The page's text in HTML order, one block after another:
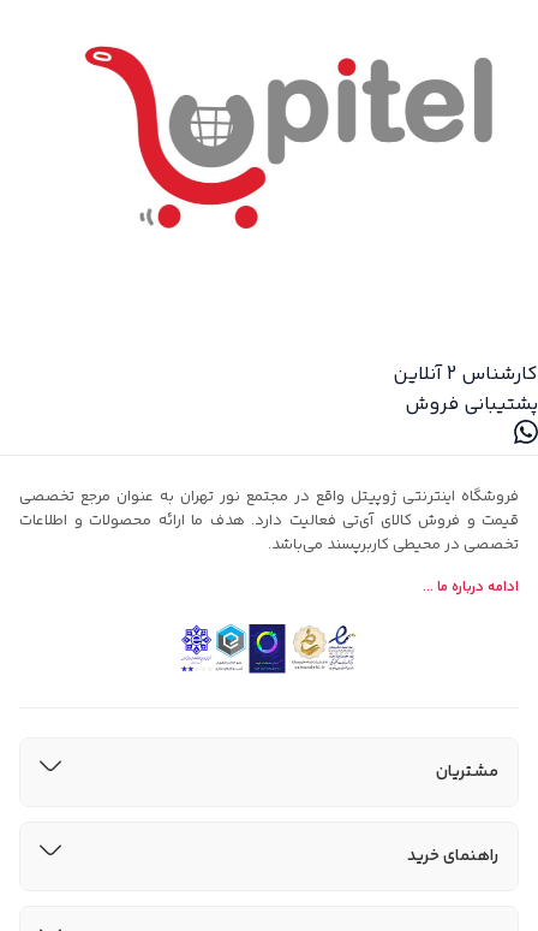
کارشناس 2
آنلاین
پشتیبانی فروش
فروشگاه اینترنتی ژوپیتل واقع در مجتمع نور تهران به عنوان مرجع تخصصی
قیمت و فروش کالای آی‌تی فعالیت دارد. هدف ما ارائه محصولات و اطلاعات
تخصصی در محیطی کاربرپسند می‌باشد.
ادامه درباره ما ...
مشتریان
راهنمای خرید